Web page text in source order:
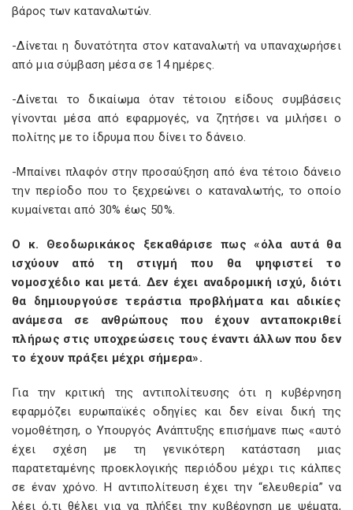
βάρος των καταναλωτών.
-Δίνεται η δυνατότητα στον καταναλωτή να υπαναχωρήσει
από μια σύμβαση μέσα σε 14 ημέρες.
-Δίνεται το δικαίωμα όταν τέτοιου είδους συμβάσεις
γίνονται μέσα από εφαρμογές, να ζητήσει να μιλήσει ο
πολίτης με το ίδρυμα που δίνει το δάνειο.
-Μπαίνει πλαφόν στην προσαύξηση από ένα τέτοιο δάνειο
την περίοδο που το ξεχρεώνει ο καταναλωτής, το οποίο
κυμαίνεται από 30% έως 50%.
Ο κ. Θεοδωρικάκος ξεκαθάρισε πως «όλα αυτά θα
ισχύουν από τη στιγμή που θα ψηφιστεί το
νομοσχέδιο και μετά. Δεν έχει αναδρομική ισχύ, διότι
θα δημιουργούσε τεράστια προβλήματα και αδικίες
ανάμεσα σε ανθρώπους που έχουν ανταποκριθεί
πλήρως στις υποχρεώσεις τους έναντι άλλων που δεν
το έχουν πράξει μέχρι σήμερα».
Για την κριτική της αντιπολίτευσης ότι η κυβέρνηση
εφαρμόζει ευρωπαϊκές οδηγίες και δεν είναι δική της
νομοθέτηση, ο Υπουργός Ανάπτυξης επισήμανε πως «αυτό
έχει σχέση με τη γενικότερη κατάσταση μιας
παρατεταμένης προεκλογικής περιόδου μέχρι τις κάλπες
σε έναν χρόνο. Η αντιπολίτευση έχει την “ελευθερία” να
λέει ό,τι θέλει για να πλήξει την κυβέρνηση με ψέματα,